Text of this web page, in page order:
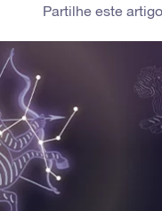
Partilhe este